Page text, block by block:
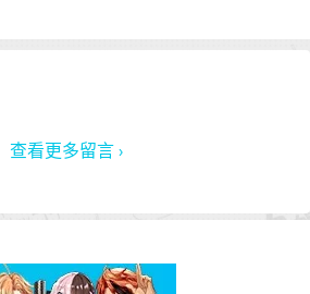
查看更多留言 ›